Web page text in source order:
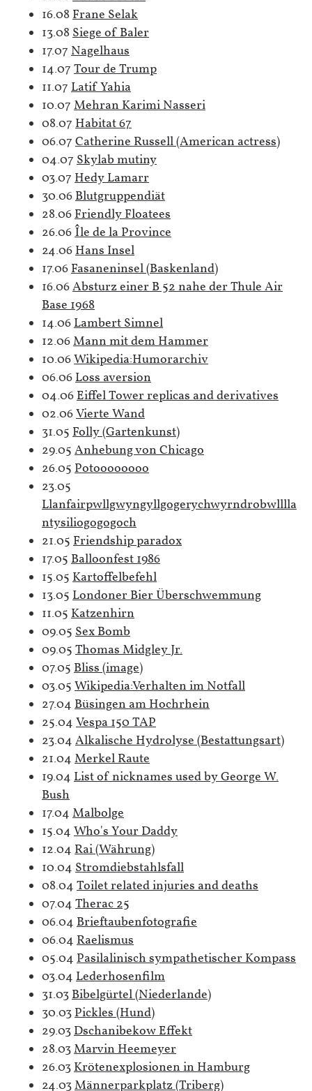
16.08 Frane Selak
13.08 Siege of Baler
17.07 Nagelhaus
14.07 Tour de Trump
11.07 Latif Yahia
10.07 Mehran Karimi Nasseri
08.07 Habitat 67
06.07 Catherine Russell (American actress)
04.07 Skylab mutiny
03.07 Hedy Lamarr
30.06Blutgruppendiät
28.06Friendly Floatees
26.06Île de la Province
24.06Hans Insel
17.06Fasaneninsel (Baskenland)
16.06Absturz einer B 52 nahe der Thule Air
Base 1968
14.06Lambert Simnel
12.06Mann mit dem Hammer
10.06Wikipedia:Humorarchiv
06.06Loss aversion
04.06Eiffel Tower replicas and derivatives
02.06Vierte Wand
31.05 Folly (Gartenkunst)
29.05 Anhebung von Chicago
26.05 Potoooooooo
23.05
Llanfairpwllgwyngyllgogerychwyrndrobwlllla
ntysiliogogogoch
21.05 Friendship paradox
17.05 Balloonfest 1986
15.05 Kartoffelbefehl
13.05 Londoner Bier Überschwemmung
11.05 Katzenhirn
09.05 Sex Bomb
09.05 Thomas Midgley Jr.
07.05 Bliss (image)
03.05 Wikipedia:Verhalten im Notfall
27.04 Büsingen am Hochrhein
25.04 Vespa 150 TAP
23.04 Alkalische Hydrolyse (Bestattungsart)
21.04 Merkel Raute
19.04 List of nicknames used by George W.
Bush
17.04 Malbolge
15.04 Who's Your Daddy
12.04 Rai (Währung)
10.04 Stromdiebstahlsfall
08.04 Toilet related injuries and deaths
07.04 Therac 25
06.04 Brieftaubenfotografie
06.04 Raelismus
05.04 Pasilalinisch sympathetischer Kompass
03.04 Lederhosenfilm
31.03Bibelgürtel (Niederlande)
30.03Pickles (Hund)
29.03Dschanibekow Effekt
28.03Marvin Heemeyer
26.03Krötenexplosionen in Hamburg
24.03Männerparkplatz (Triberg)